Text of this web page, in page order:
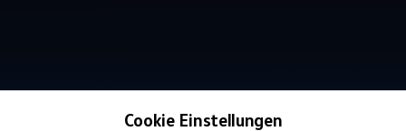
Cookie Einstellungen